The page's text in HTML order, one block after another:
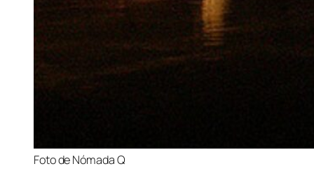
Foto de Nómada Q